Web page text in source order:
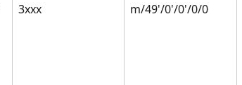
3xxx m/49'/0'/0'/0/0